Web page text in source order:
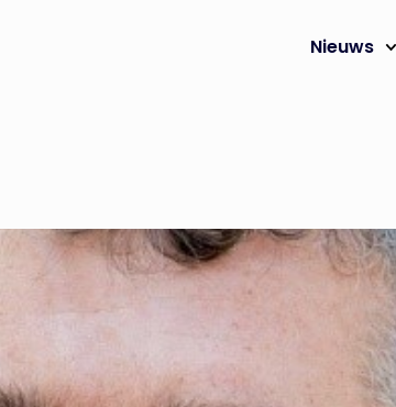
Nieuws